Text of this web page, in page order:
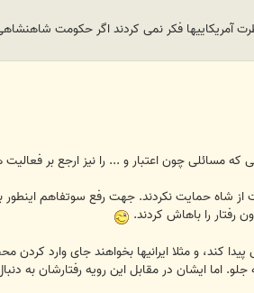
فکر نمی کردند اگر حکومت
مسائلی چون اعتبار و ... را نیز ارجع بر
شاه حمایت نکردند. جهت رفع سوتفاهم اینطور
را باهاش کردند.
کند، و مثلا ایرانیها بخواهند جای وارد کردن
اما ایشان در مقابل این رویه رفتارشان به